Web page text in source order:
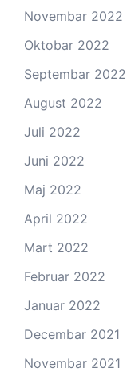
Novembar 2022
Oktobar 2022
Septembar 2022
August 2022
Juli 2022
Juni 2022
Maj 2022
April 2022
Mart 2022
Februar 2022
Januar 2022
Decembar 2021
Novembar 2021